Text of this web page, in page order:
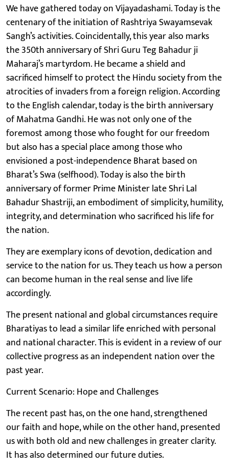
We have gathered today on Vijayadashami. Today is the
centenary of the initiation of Rashtriya Swayamsevak
Sangh’s activities. Coincidentally, this year also marks
the 350th anniversary of Shri Guru Teg Bahadur ji
Maharaj’s martyrdom. He became a shield and
sacrificed himself to protect the Hindu society from the
atrocities of invaders from a foreign religion. According
to the English calendar, today is the birth anniversary
of Mahatma Gandhi. He was not only one of the
foremost among those who fought for our freedom
but also has a special place among those who
envisioned a post-independence Bharat based on
Bharat’s Swa (selfhood). Today is also the birth
anniversary of former Prime Minister late Shri Lal
Bahadur Shastriji, an embodiment of simplicity, humility,
integrity, and determination who sacrificed his life for
the nation.
They are exemplary icons of devotion, dedication and
service to the nation for us. They teach us how a person
can become human in the real sense and live life
accordingly.
The present national and global circumstances require
Bharatiyas to lead a similar life enriched with personal
and national character. This is evident in a review of our
collective progress as an independent nation over the
past year.
Current Scenario: Hope and Challenges
The recent past has, on the one hand, strengthened
our faith and hope, while on the other hand, presented
us with both old and new challenges in greater clarity.
It has also determined our future duties.